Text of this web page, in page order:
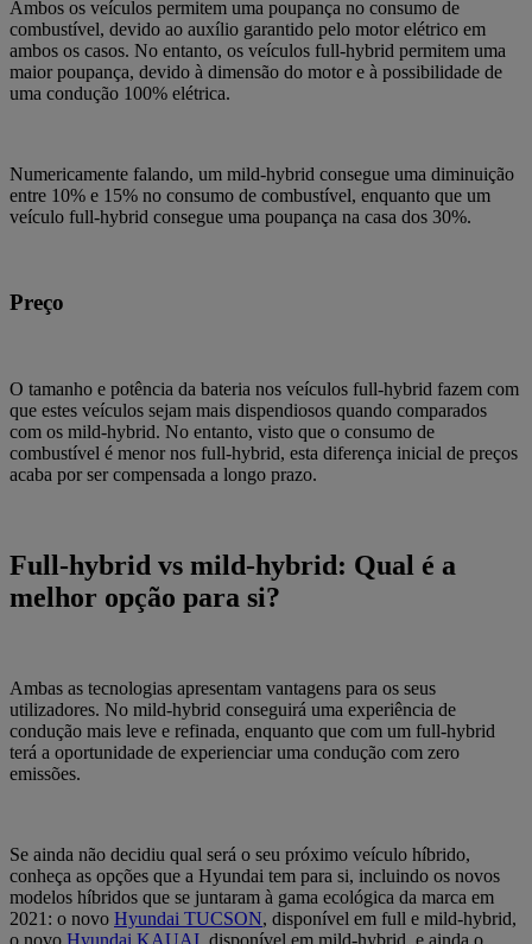
Ambos os veículos permitem uma poupança no consumo de
combustível, devido ao auxílio garantido pelo motor elétrico em
ambos os casos. No entanto, os veículos full-hybrid permitem uma
maior poupança, devido à dimensão do motor e à possibilidade de
uma condução 100% elétrica.
Numericamente falando, um mild-hybrid consegue uma diminuição
entre 10% e 15% no consumo de combustível, enquanto que um
veículo full-hybrid consegue uma poupança na casa dos 30%.
Preço
O tamanho e potência da bateria nos veículos full-hybrid fazem com
que estes veículos sejam mais dispendiosos quando comparados
com os mild-hybrid. No entanto, visto que o consumo de
combustível é menor nos full-hybrid, esta diferença inicial de preços
acaba por ser compensada a longo prazo.
Full-hybrid vs mild-hybrid: Qual é a
melhor opção para si?
Ambas as tecnologias apresentam vantagens para os seus
utilizadores. No mild-hybrid conseguirá uma experiência de
condução mais leve e refinada, enquanto que com um full-hybrid
terá a oportunidade de experienciar uma condução com zero
emissões.
Se ainda não decidiu qual será o seu próximo veículo híbrido,
conheça as opções que a Hyundai tem para si, incluindo os novos
modelos híbridos que se juntaram à gama ecológica da marca em
2021: o novo Hyundai TUCSON, disponível em full e mild-hybrid,
o novo Hyundai KAUAI , disponível em mild-hybrid, e ainda o